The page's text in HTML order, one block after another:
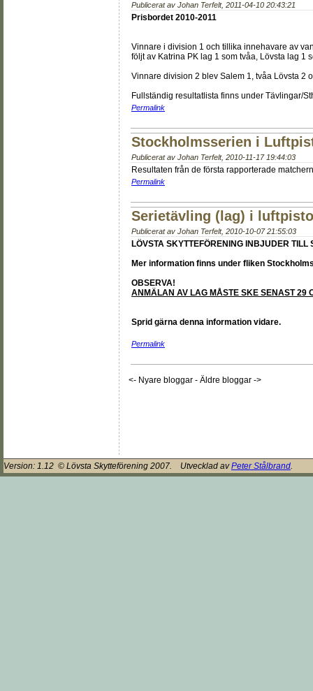
Publicerat av Johan Terfelt, 2011-04-10 20:43:21
Prisbordet 2010-2011
Vinnare i division 1 och tillika innehavare av
följt av Katrina PK lag 1 som tvåa, Lövsta lag 1
Vinnare division 2 blev Salem 1, tvåa Lövsta 2
Fullständig resultatlista finns under Tävlingar/
Permalink
Stockholmsserien i
Publicerat av Johan Terfelt, 2010-11-17 19:44:03
Resultaten från de första rapporterade
Permalink
Serietävling (lag) i
Publicerat av Johan Terfelt, 2010-10-07 21:55:03
LÖVSTA SKYTTEFÖRENING INBJUDER
Mer information finns under fliken
OBSERVA!
ANMÄLAN AV LAG MÅSTE SKE SENAST 29
Sprid gärna denna information vidare.
Permalink
<- Nyare bloggar - Äldre bloggar ->
Version: 1.12 © Lövsta Skytteförening 2007. Utvecklad avPeter Stålbrand.